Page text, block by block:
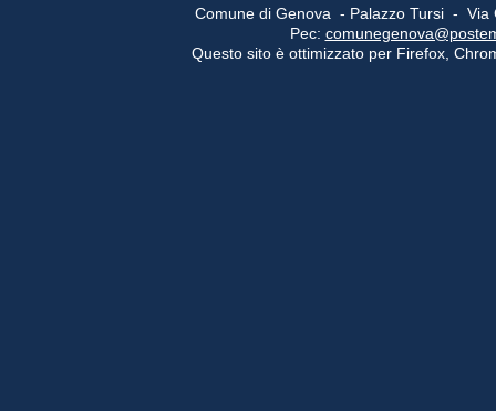
Comune di Genova - Palazzo Tursi -
Pec:
Questo sito è ottimizzato per Firefox,